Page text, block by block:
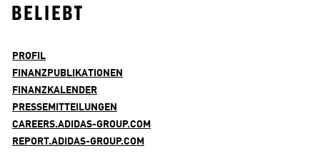
BELIEBT
PROFIL
FINANZPUBLIKATIONEN
FINANZKALENDER
PRESSEMITTEILUNGEN
CAREERS.ADIDAS-GROUP.COM
REPORT.ADIDAS-GROUP.COM